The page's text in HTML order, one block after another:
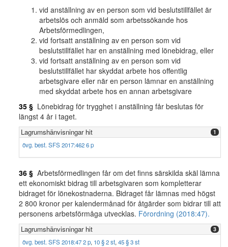
vid anställning av en person som vid beslutstillfället är
arbetslös och anmäld som arbetssökande hos
Arbetsförmedlingen,
vid fortsatt anställning av en person som vid
beslutstillfället har en anställning med lönebidrag, eller
vid fortsatt anställning av en person som vid
beslutstillfället har skyddat arbete hos offentlig
arbetsgivare eller när en person lämnar en anställning
med skyddat arbete hos en annan arbetsgivare
35 § Lönebidrag för trygghet i anställning får beslutas för
längst 4 år i taget.
Lagrumshänvisningar hit 1
övg. best. SFS 2017:462 6 p
36 § Arbetsförmedlingen får om det finns särskilda skäl lämna
ett ekonomiskt bidrag till arbetsgivaren som kompletterar
bidraget för lönekostnaderna. Bidraget får lämnas med högst
2 800 kronor per kalendermånad för åtgärder som bidrar till att
personens arbetsförmåga utvecklas. Förordning (2018:47).
Lagrumshänvisningar hit 3
övg. best. SFS 2018:47 2 p, 10 § 2 st, 45 § 3 st